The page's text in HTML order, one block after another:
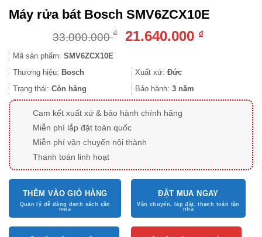
Máy rửa bát Bosch SMV6ZCX10E
33.000.000₫
Giá
33.000.000 ₫.
21.640.000 ₫Giá
Mã sản phẩm: SMV6ZCX10E
Thương hiệu: Bosch Xuất xứ: Đức
Trạng thái: Còn hàng Bảo hành: 3 năm
Cam kết xuất xứ & bảo hành chính hãng
Miễn phí lắp đặt toàn quốc
Miễn phí vận chuyển nội thành
Thanh toán linh hoạt
THÊM VÀO GIỎ HÀNG ĐẶT MUA NGAY